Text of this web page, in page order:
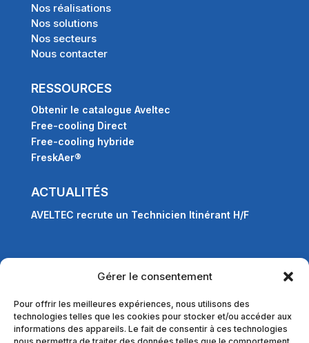
Gérer le consentement
Pour offrir les meilleures expériences, nous utilisons des
technologies telles que les cookies pour stocker et/ou accéder aux
informations des appareils. Le fait de consentir à ces technologies
Nos réalisations
Nos solutions
Nos secteurs
Nous contacter
RESSOURCES
Obtenir le catalogue Aveltec
Free-cooling Direct
Free-cooling hybride
FreskAer®
ACTUALITÉS
AVELTEC recrute un Technicien Itinérant H/F
Nous sommes fiers d’annoncer l’installation d’un
système FreskAer sur un site TDF dans le Sud-Est
de la France 🛠️